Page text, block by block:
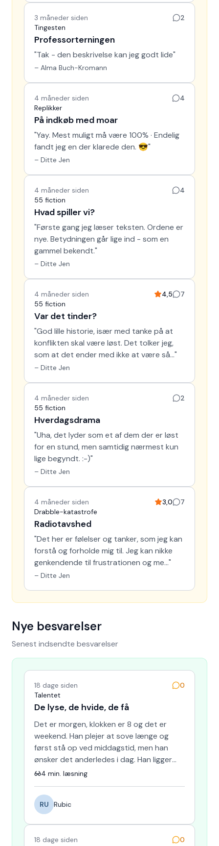
3 måneder siden
2
Tingesten
Professorterningen
"Tak - den beskrivelse kan jeg godt lide"
– Alma Buch-Kromann
4 måneder siden
4
Replikker
På indkøb med moar
"Yay. Mest muligt må være 100% · Endelig
fandt jeg en der klarede den. 😎"
– Ditte Jen
4 måneder siden
4
55 fiction
Hvad spiller vi?
"Første gang jeg læser teksten. Ordene er
nye. Betydningen går lige ind - som en
gammel bekendt."
– Ditte Jen
4 måneder siden 4,5
7
55 fiction
Var det tinder?
"God lille historie, især med tanke på at
konflikten skal være løst. Det tolker jeg,
som at det ender med ikke at være så…"
– Ditte Jen
4 måneder siden
2
55 fiction
Hverdagsdrama
"Uha, det lyder som et af dem der er løst
for en stund, men samtidig nærmest kun
lige begyndt. :-)"
– Ditte Jen
4 måneder siden 3,0
7
Drabble-katastrofe
Radiotavshed
"Det her er følelser og tanker, som jeg kan
forstå og forholde mig til. Jeg kan nikke
genkendende til frustrationen og me…"
– Ditte Jen
Nye besvarelser
Senest indsendte besvarelser
18 dage siden
0
Talentet
De lyse, de hvide, de få
Det er morgen, klokken er 8 og det er
weekend. Han plejer at sove længe og
først stå op ved middagstid, men han
ønsker det anderledes i dag. Han ligger
stille og ser ud af vinduet,…
4 min. læsning
RU Rubic
18 dage siden
0